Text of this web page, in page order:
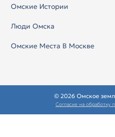
Омские Истории
Люди Омска
Омские Места В Москве
© 2026 Омское
Согласие на обработку